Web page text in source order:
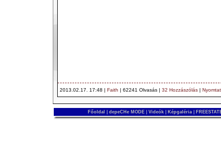
2013.02.17. 17:48 | Faith | 62241 Olvasás | 32 Hozzászólás |
Főoldal depeCHe MODE Videók Képgaléria